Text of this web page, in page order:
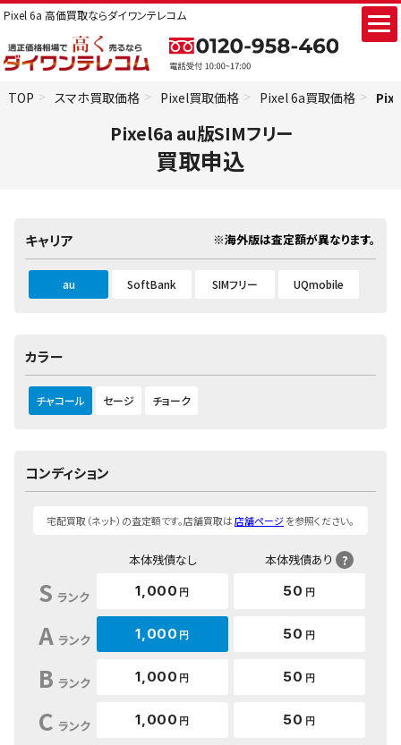
Pixel 6a 高価買取ならダイワンテレコム
TOP スマホ買取価格 Pixel買取価格 Pixel 6a買取価格
Pixel6a au版SIMフリー
買取申込
キャリア ※海外版は査定額が異なります。
au SoftBank SIMフリー UQmobile
カラー
チャコール セージ チョーク
コンディション
宅配買取（ネット）の査定額です。店舗買取は店舗ページを参照ください。
本体残債なし 本体残債あり ?
S ランク 1,000 円 50 円
A ランク 1,000 円 50 円
B ランク 1,000 円 50 円
C ランク 1,000 円 50 円